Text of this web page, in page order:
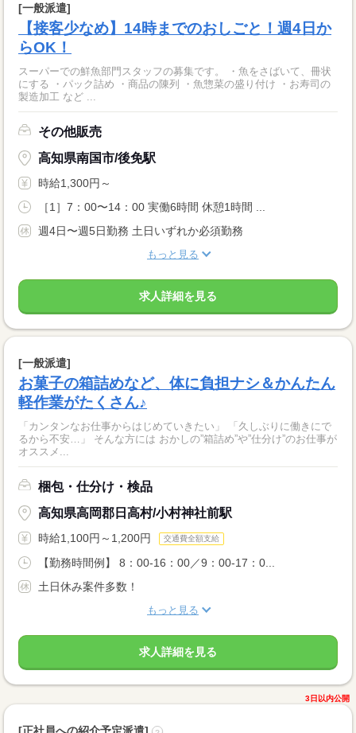
[一般派遣]
【接客少なめ】14時までのおしごと！週4日か
らOK！
スーパーでの鮮魚部門スタッフの募集です。 ・魚をさばいて、冊状
にする ・パック詰め ・商品の陳列 ・魚惣菜の盛り付け ・お寿司の
その他販売
高知県南国市/後免駅
時給1,300円～
［1］7：00〜14：00 実働6時間 休憩1時間 ...
週4日〜週5日勤務 土日いずれか必須勤務
もっと見る
求人詳細を見る
[一般派遣]
お菓子の箱詰めなど、体に負担ナシ＆かんたん
軽作業がたくさん♪
「カンタンなお仕事からはじめていきたい」 「久しぶりに働きにで
るから不安…」 そんな方には おかしの”箱詰め”や”仕分け”のお仕事が
オススメ...
梱包・仕分け・検品
高知県高岡郡日高村/小村神社前駅
時給1,100円～1,200円 交通費全額支給
【勤務時間例】 8：00-16：00／9：00-17：0...
土日休み案件多数！
もっと見る
求人詳細を見る
3日以内公開